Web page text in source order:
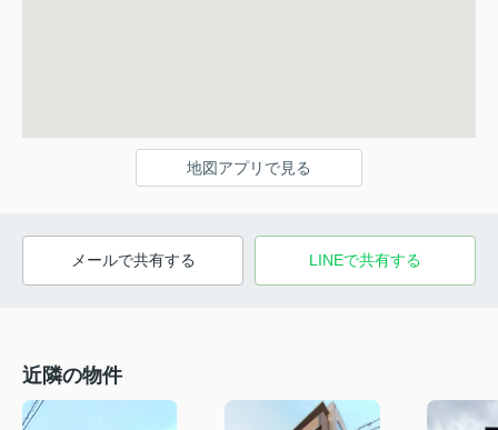
地図アプリで見る
メールで共有する LINEで共有する
近隣の物件